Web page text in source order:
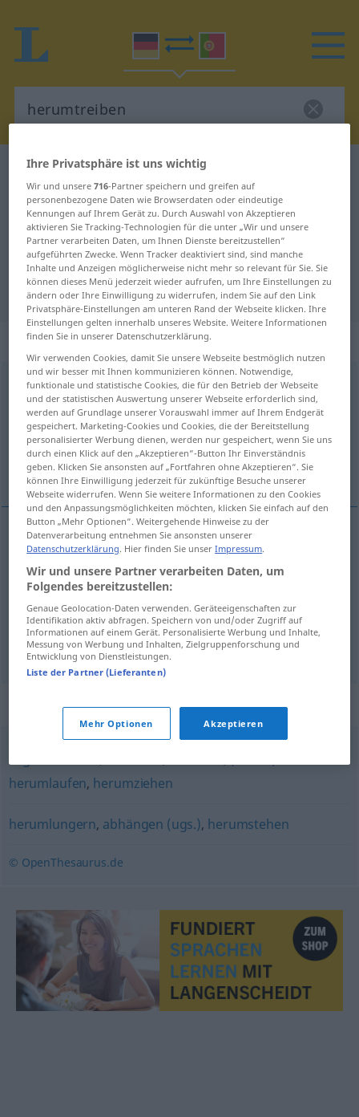
Deutsch-Portugiesisch Wörterbuch
Deutsch-Portugiesisch
Übersetzung für "herumtreiben"
"herumtreiben" Portugiesisch
Übersetzung
„herumtreiben“: reflexives Verb
herumtreibenv/r
Übersicht aller Übersetzungen
(Für mehr Details die Übersetzung anklicken/antippen)
andar a vaguear...
Beispiele
sich herumtreiben
(andar a) vaguear
andar aestroinar,vagabundear
Synonyme für "herumtreiben"
vagabundieren
herumlaufen, herumziehen
herumlungern, abhängen (ugs.), herumstehen
© OpenThesaurus.de
Ihre Privatsphäre ist uns wichtig
Wir und unsere716-Partner speichern und greifen auf
personenbezogene Daten wie Browserdaten oder eindeutige
Kennungen auf Ihrem Gerät zu. Durch Auswahl von Akzeptieren
aktivieren Sie Tracking-Technologien für die unter „Wir und unsere
Partner verarbeiten Daten, um Ihnen Dienste bereitzustellen“
aufgeführten Zwecke. Wenn Tracker deaktiviert sind, sind manche
Inhalte und Anzeigen möglicherweise nicht mehr so relevant für Sie. Sie
können dieses Menü jederzeit wieder aufrufen, um Ihre Einstellungen zu
ändern oder Ihre Einwilligung zu widerrufen, indem Sie auf den Link
Privatsphäre-Einstellungen am unteren Rand der Webseite klicken. Ihre
Einstellungen gelten innerhalb unseres Website. Weitere Informationen
finden Sie in unserer Datenschutzerklärung.
Wir verwenden Cookies, damit Sie unsere Webseite bestmöglich nutzen
und wir besser mit Ihnen kommunizieren können. Notwendige,
funktionale und statistische Cookies, die für den Betrieb der Webseite
und der statistischen Auswertung unserer Webseite erforderlich sind,
werden auf Grundlage unserer Vorauswahl immer auf Ihrem Endgerät
gespeichert. Marketing-Cookies und Cookies, die der Bereitstellung
personalisierter Werbung dienen, werden nur gespeichert, wenn Sie uns
durch einen Klick auf den „Akzeptieren“-Button Ihr Einverständnis
geben. Klicken Sie ansonsten auf „Fortfahren ohne Akzeptieren“. Sie
können Ihre Einwilligung jederzeit für zukünftige Besuche unserer
Webseite widerrufen. Wenn Sie weitere Informationen zu den Cookies
und den Anpassungsmöglichkeiten möchten, klicken Sie einfach auf den
Button „Mehr Optionen“. Weitergehende Hinweise zu der
Datenverarbeitung entnehmen Sie ansonsten unserer
Datenschutzerklärung. Hier finden Sie unserImpressum.
Wir und unsere Partner verarbeiten Daten, um
Folgendes bereitzustellen:
Genaue Geolocation-Daten verwenden. Geräteeigenschaften zur
Identifikation aktiv abfragen. Speichern von und/oder Zugriff auf
Informationen auf einem Gerät. Personalisierte Werbung und Inhalte,
Messung von Werbung und Inhalten, Zielgruppenforschung und
Entwicklung von Dienstleistungen.
Liste der Partner (Lieferanten)
Mehr Optionen Akzeptieren